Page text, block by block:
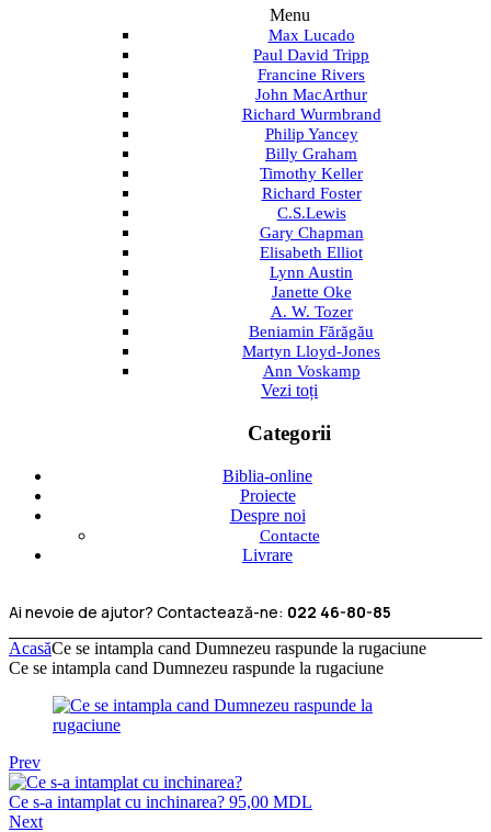
Menu
Max Lucado
Paul David Tripp
Francine Rivers
John MacArthur
Richard Wurmbrand
Philip Yancey
Billy Graham
Timothy Keller
Richard Foster
C.S.Lewis
Gary Chapman
Elisabeth Elliot
Lynn Austin
Janette Oke
A. W. Tozer
Beniamin Fărăgău
Martyn Lloyd-Jones
Ann Voskamp
Vezi toți
Categorii
Biblia-online
Proiecte
Despre noi
Contacte
Livrare
Ai nevoie de ajutor? Contactează-ne: 022 46-80-85
AcasăCe se intampla cand Dumnezeu raspunde la rugaciune
Ce se intampla cand Dumnezeu raspunde la rugaciune
Prev
Ce s-a intamplat cu inchinarea? 95,00 MDL
Next